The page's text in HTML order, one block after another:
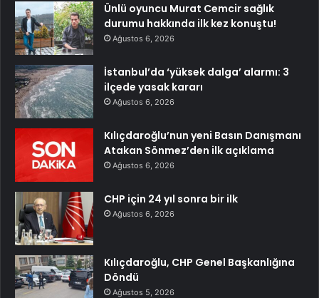
Ünlü oyuncu Murat Cemcir sağlık
durumu hakkında ilk kez konuştu!
Ağustos 6, 2026
İstanbul’da ‘yüksek dalga’ alarmı: 3
ilçede yasak kararı
Ağustos 6, 2026
Kılıçdaroğlu’nun yeni Basın Danışmanı
Atakan Sönmez’den ilk açıklama
Ağustos 6, 2026
CHP için 24 yıl sonra bir ilk
Ağustos 6, 2026
Kılıçdaroğlu, CHP Genel Başkanlığına
Döndü
Ağustos 5, 2026